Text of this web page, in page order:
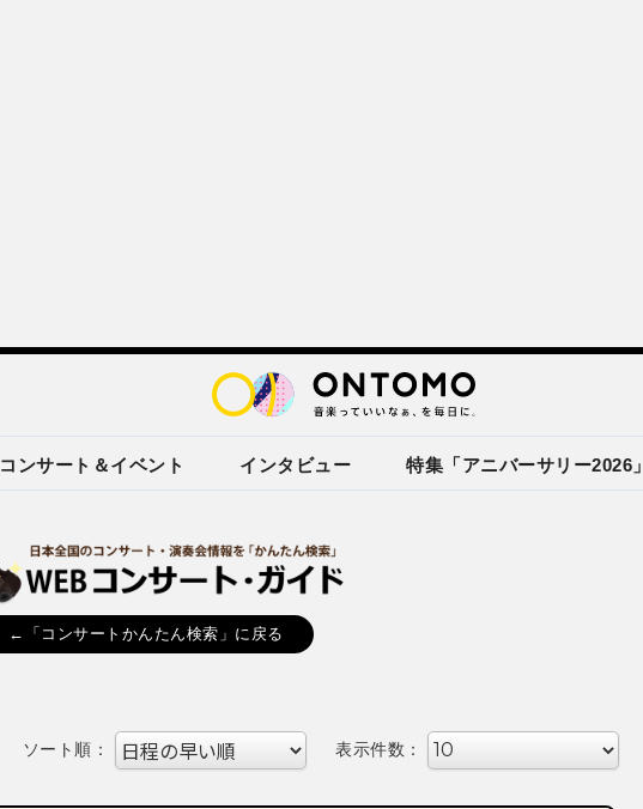
コンサート＆イベント インタビュー 特集「アニバーサリー2026」
←「コンサートかんたん検索」に戻る
ソート順： 表示件数：